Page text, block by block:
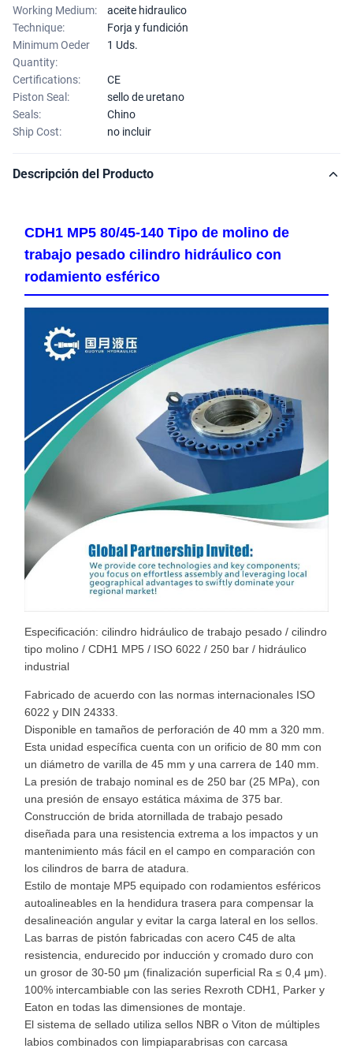
Working Medium:
aceite hidraulico
Technique:
Forja y fundición
Minimum Oeder
Quantity:
1 Uds.
Certifications:
CE
Piston Seal:
sello de uretano
Seals:
Chino
Ship Cost:
no incluir
Descripción del Producto
CDH1 MP5 80/45-140 Tipo de molino de
trabajo pesado cilindro hidráulico con
rodamiento esférico
Especificación: cilindro hidráulico de trabajo pesado / cilindro
tipo molino / CDH1 MP5 / ISO 6022 / 250 bar / hidráulico
industrial
Fabricado de acuerdo con las normas internacionales ISO
6022 y DIN 24333.
Disponible en tamaños de perforación de 40 mm a 320 mm.
Esta unidad específica cuenta con un orificio de 80 mm con
un diámetro de varilla de 45 mm y una carrera de 140 mm.
La presión de trabajo nominal es de 250 bar (25 MPa), con
una presión de ensayo estática máxima de 375 bar.
Construcción de brida atornillada de trabajo pesado
diseñada para una resistencia extrema a los impactos y un
mantenimiento más fácil en el campo en comparación con
los cilindros de barra de atadura.
Estilo de montaje MP5 equipado con rodamientos esféricos
autoalineables en la hendidura trasera para compensar la
desalineación angular y evitar la carga lateral en los sellos.
Las barras de pistón fabricadas con acero C45 de alta
resistencia, endurecido por inducción y cromado duro con
un grosor de 30-50 μm (finalización superficial Ra ≤ 0,4 μm).
100% intercambiable con las series Rexroth CDH1, Parker y
Eaton en todas las dimensiones de montaje.
El sistema de sellado utiliza sellos NBR o Viton de múltiples
labios combinados con limpiaparabrisas con carcasa